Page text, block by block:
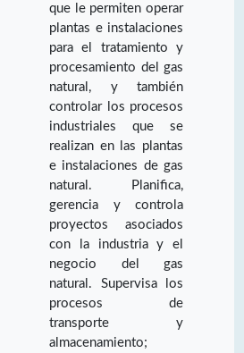
que le permiten operar
plantas e instalaciones
para el tratamiento y
procesamiento del gas
natural, y también
controlar los procesos
industriales que se
realizan en las plantas
e instalaciones de gas
natural. Planifica,
gerencia y controla
proyectos asociados
con la industria y el
negocio del gas
natural. Supervisa los
procesos de
transporte y
almacenamiento;